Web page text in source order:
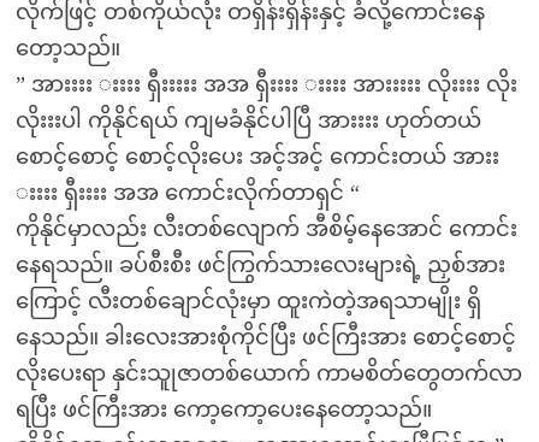
လိုက်ဖြင့် တစ်ကိုယ်လုံး တရှိန်းရှိန်းနှင့် ခံလို့ကောင်းနေ
တော့သည်။
” အားးးး းးးး ရှီးးးးး အအ ရှီးးးး းးးး အားးးးး လိုးးးး လိုး
လိုးးးပါ ကိုနိုင်ရယ် ကျမခံနိုင်ပါပြီ အားးးး ဟုတ်တယ်
စောင့်စောင့် စောင့်လိုးပေး အင့်အင့် ကောင်းတယ် အားး
းးးး ရှီးးးး အအ ကောင်းလိုက်တာရှင် “
ကိုနိုင်မှာလည်း လီးတစ်လျောက် အီစိမ့်နေအောင် ကောင်း
နေရသည်။ ခပ်စီးစီး ဖင်ကြွက်သားလေးများရဲ့ ညှစ်အား
ကြောင့် လီးတစ်ချောင်လုံးမှာ ထူးကဲတဲ့အရသာမျိုး ရှိ
နေသည်။ ခါးလေးအားစုံကိုင်ပြီး ဖင်ကြီးအား စောင့်စောင့်
လိုးပေးရာ နှင်းသူုဇာတစ်ယောက် ကာမစိတ်တွေတက်လာ
ရပြီး ဖင်ကြီးအား ကော့ကော့ပေးနေတော့သည်။